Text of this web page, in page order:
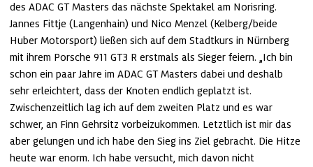
des ADAC GT Masters das nächste Spektakel am Norisring.
Jannes Fittje (Langenhain) und Nico Menzel (Kelberg/beide
Huber Motorsport) ließen sich auf dem Stadtkurs in Nürnberg
mit ihrem Porsche 911 GT3 R erstmals als Sieger feiern. „Ich bin
schon ein paar Jahre im ADAC GT Masters dabei und deshalb
sehr erleichtert, dass der Knoten endlich geplatzt ist.
Zwischenzeitlich lag ich auf dem zweiten Platz und es war
schwer, an Finn Gehrsitz vorbeizukommen. Letztlich ist mir das
aber gelungen und ich habe den Sieg ins Ziel gebracht. Die Hitze
heute war enorm. Ich habe versucht, mich davon nicht